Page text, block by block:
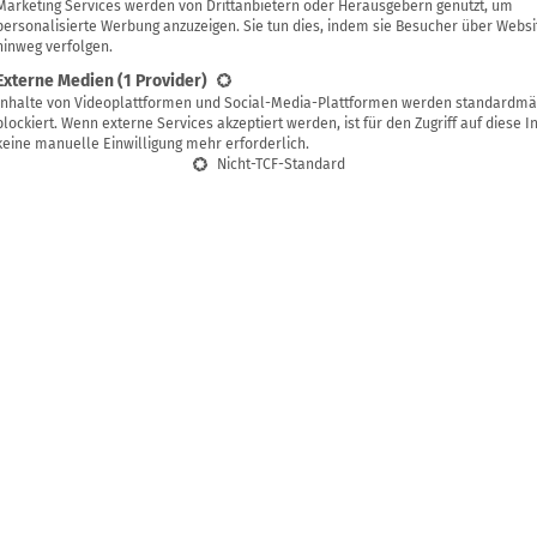
speichern
zwischen Klimawandel und CO2-
besteht, darüber streitet die Wissenschaft schon
unser massiver Ressourcenverbrauch, der sich
zu einer erheblichen Umweltzerstörung
Verbrauch wertvoller endlicher Ressourcen wie
überlegen deshalb, was sie tun können, um ihren CO
herunterdrehen – muss man sich wirklich so radikal
Alternativen? In diesem Beitrag findest du praktische
Leben und erhältst einen Einblick in Klima-
Services werden von Drittanbietern oder Herausgebern genutzt, um
Werbung anzuzeigen. Sie tun dies, indem sie Besucher über
verfolgen.
Medien(1 Provider)
von Videoplattformen und Social-Media-Plattformen werden
Wenn externe Services akzeptiert werden, ist für den Zugriff auf diese
manuelle Einwilligung mehr erforderlich.
Nicht-TCF-Standard